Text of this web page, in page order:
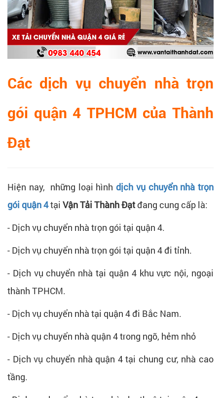
Các dịch vụ chuyển nhà trọn
gói quận 4 TPHCM của Thành
Đạt
Hiện nay, những loại hìnhdịch vụ chuyển nhà trọn
gói quận 4tại Vận Tải Thành Đạt đang cung cấp là:
- Dịch vụ chuyển nhà trọn gói tại quận 4.
- Dịch vụ chuyển nhà trọn gói tại quận 4 đi tỉnh.
- Dịch vụ chuyển nhà tại quận 4 khu vực nội, ngoại
thành TPHCM.
- Dịch vụ chuyển nhà tại quận 4 đi Bắc Nam.
- Dịch vụ chuyển nhà quận 4 trong ngõ, hẻm nhỏ
- Dịch vụ chuyển nhà quận 4 tại chung cư, nhà cao
tầng.